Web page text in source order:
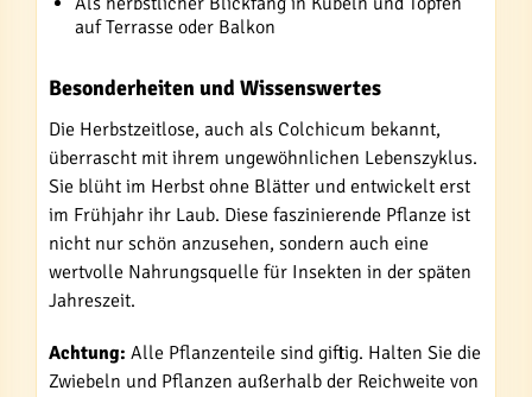
auf Terrasse oder Balkon
Besonderheiten und Wissenswertes
Die Herbstzeitlose, auch als Colchicum bekannt,
überrascht mit ihrem ungewöhnlichen Lebenszyklus.
Sie blüht im Herbst ohne Blätter und entwickelt erst
im Frühjahr ihr Laub. Diese faszinierende Pflanze ist
nicht nur schön anzusehen, sondern auch eine
wertvolle Nahrungsquelle für Insekten in der späten
Jahreszeit.
Achtung: Alle Pflanzenteile sind giftig. Halten Sie die
Zwiebeln und Pflanzen außerhalb der Reichweite von